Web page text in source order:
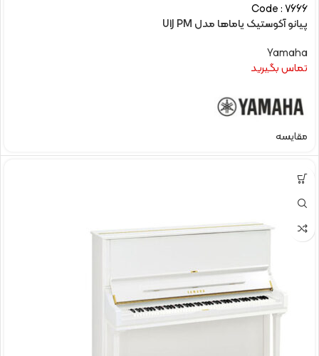
Code : 7666
پیانو آکوستیک یاماها مدل U1J PM
Yamaha
تماس بگیرید
مقایسه